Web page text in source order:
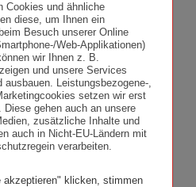
Cookies und ähnliche
diese, um Ihnen ein
Besuch unserer Online
Web-Applikationen)
wir Ihnen z. B.
und unsere Services
ausbauen. Leistungsbezogene-,
setzen wir erst
Diese gehen auch an unsere
zusätzliche Inhalte und
auch in Nicht-EU-Ländern mit
verarbeiten.
akzeptieren" klicken, stimmen